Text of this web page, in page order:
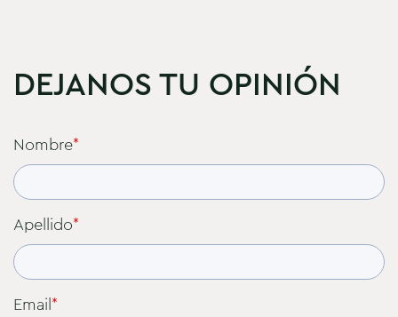
DEJANOS TU OPINIÓN
Nombre*
Apellido*
Email*